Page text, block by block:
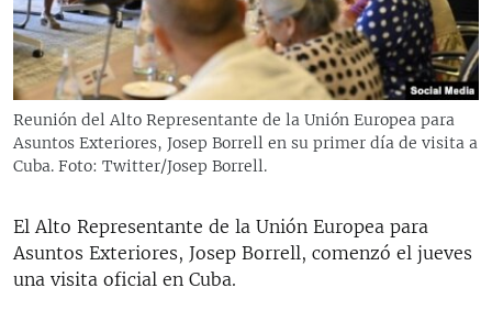
RADIO MARTÍ
ESPECIALES
ESPECIALES
LA REALIDAD DE LA VIVIENDA EN CUBA
SER VIEJO EN CUBA
KENTU-CUBANO
LOS SANTOS DE HIALEAH
MULTIMEDIA
EDITORIALES
Reunión del Alto Representante de la Unión Europea para
Asuntos Exteriores, Josep Borrell en su primer día de visita a
Cuba. Foto: Twitter/Josep Borrell.
El Alto Representante de la Unión Europea para
Asuntos Exteriores, Josep Borrell, comenzó el jueves
una visita oficial en Cuba.